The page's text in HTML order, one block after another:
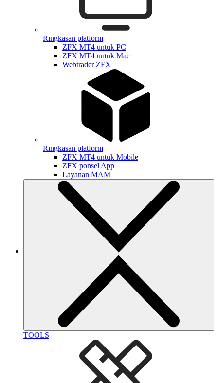
Ringkasan platform
ZFX MT4 untuk PC
ZFX MT4 untuk Mac
Webtrader ZFX
Ringkasan platform
ZFX MT4 untuk Mobile
ZFX ponsel App
Layanan MAM
TOOLS